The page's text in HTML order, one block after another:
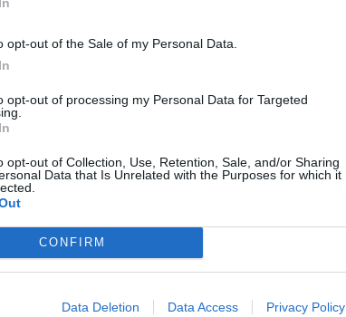
opt-out of the Sale of my Personal Data.
opt-out of processing my Personal Data for Targeted
opt-out of Collection, Use, Retention, Sale, and/or Sharing
Data that Is Unrelated with the Purposes for which it
CONFIRM
Data Deletion Data Access Privacy Policy
el penúltimo fiasco del Gobierno
escaso en reputación e influencia
se conforma con ser la número dos
De la Espriella toma posesión como
entre amenazas terroristas del ELN y el
la Izquierda